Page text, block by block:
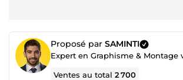
Proposé par SAMINTI
Expert en Graphisme & Montage
Ventes au total2 700